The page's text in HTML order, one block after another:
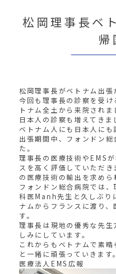
松岡理事長ベ
帰
松岡理事長がベトナム出張
今回も理事長の診察を受
トナム全土から来院されま
日本人の診察も増えてきま
ベトナム人にも日本人にも
出張期間中、フォンドン
た。
理事長の医療技術やEMS
スを高く評価していただ
の医療技術の輸出を求めら
フォンドン総合病院では
科医Manh先生と久しぶり
ナムからフランスに渡り
す。
理事長は現地の優秀な先
しみにしています。
これからもベトナムで素
と一緒に頑張っていきます。
医療法人EMS広報